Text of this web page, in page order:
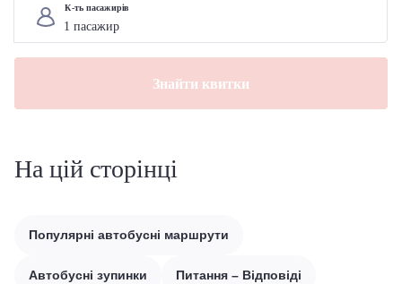
К-ть пасажирів
Знайти квитки
На цій сторінці
Популярні автобусні маршрути
Автобусні зупинки Питання – Відповіді